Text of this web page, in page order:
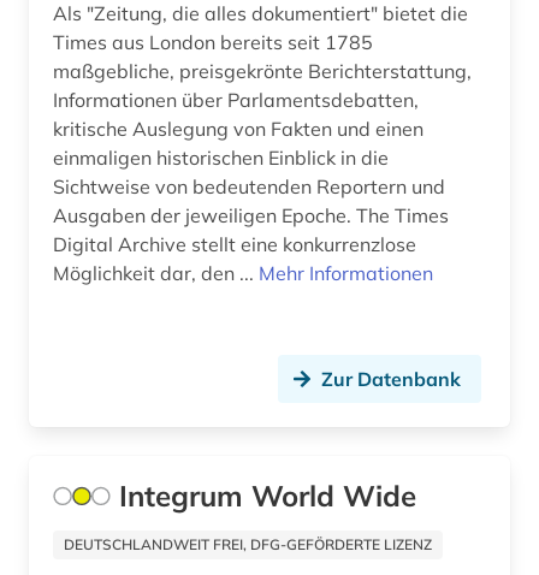
island (2)
israel (4)
italien (8)
jansenismus (1)
japan (1)
jerusalem (1)
judentum (4)
jüdische presse (1)
Als "Zeitung, die alles dokumentiert" bietet die
Times aus London bereits seit 1785
maßgebliche, preisgekrönte Berichterstattung,
Informationen über Parlamentsdebatten,
kritische Auslegung von Fakten und einen
einmaligen historischen Einblick in die
Sichtweise von bedeutenden Reportern und
Ausgaben der jeweiligen Epoche. The Times
Digital Archive stellt eine konkurrenzlose
Möglichkeit dar, den ... Mehr Informationen
Zur Datenbank
Integrum World Wide
DEUTSCHLANDWEIT FREI, DFG-GEFÖRDERTE LIZENZ